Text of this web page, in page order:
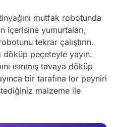
mutfak robotunda
içerisine yumurtaları,
tekrar çalıştırın.
döküp peçeteyle yayın.
ısınmış tavaya döküp
bir tarafına lor peyniri
malzeme ile
Video